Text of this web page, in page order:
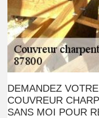
DEMANDEZ
COUVREUR
SANS MOI POUR